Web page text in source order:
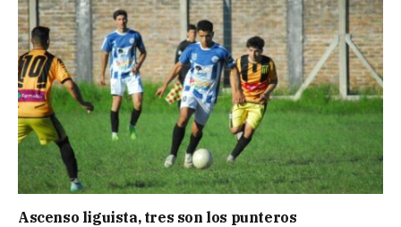
Ascenso liguista, tres son los punteros